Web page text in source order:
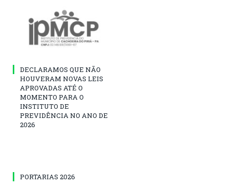
DECLARAMOS QUE NÃO
HOUVERAM NOVAS LEIS
APROVADAS ATÉ O
MOMENTO PARA O
INSTITUTO DE
PREVIDÊNCIA NO ANO DE
2026
PORTARIAS 2026